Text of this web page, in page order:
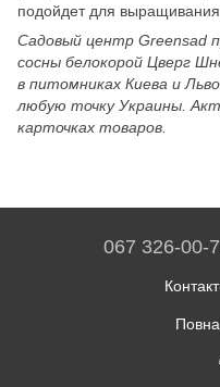
подойдет для
Садовый центр Greensad
сосны белокорой Цверг
в питомниках Киева и
любую точку Украины.
карточках товаров.
067 326-00-
Повна